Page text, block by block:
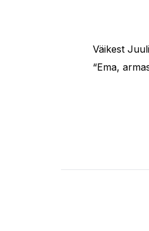
Väikest
“Ema,